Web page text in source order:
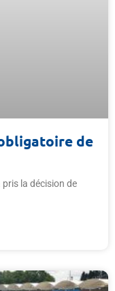
de
la décision de